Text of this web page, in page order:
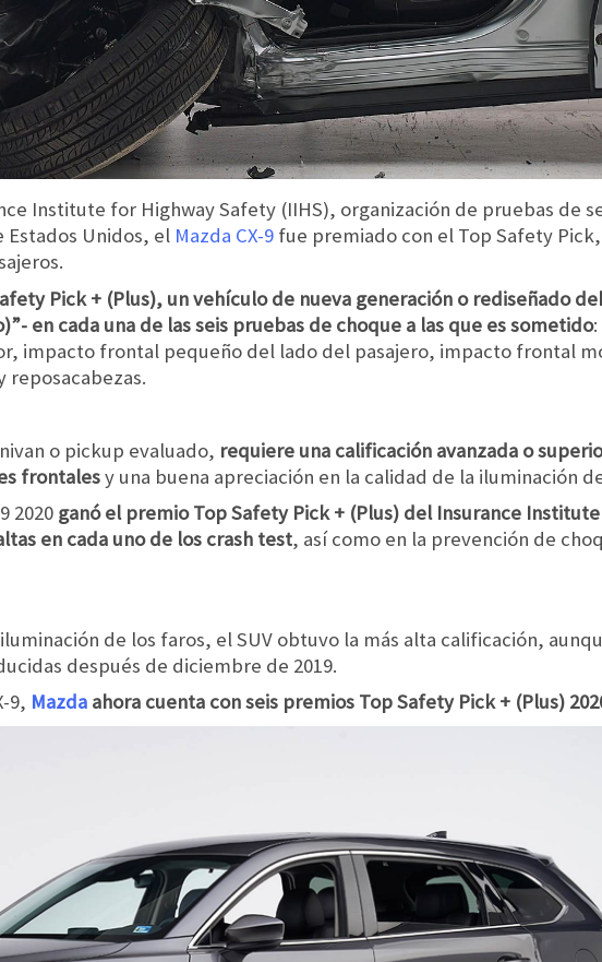
Institute for Highway Safety (IIHS), organización de pruebas de
Estados Unidos, el Mazda CX-9 fue premiado con el Top Safety
Pick + (Plus), un vehículo de nueva generación o rediseñado
en cada una de las seis pruebas de choque a las que es sometido
impacto frontal pequeño del lado del pasajero, impacto frontal
o pickup evaluado, requiere una calificación avanzada o
frontalesy una buena apreciación en la calidad de la iluminación
2020 ganó el premio Top Safety Pick + (Plus) del Insurance
en cada uno de los crash test, así como en la prevención de
de los faros, el SUV obtuvo la más alta calificación,
después de diciembre de 2019.
9, Mazda ahora cuenta con seis premios Top Safety Pick + (Plus)